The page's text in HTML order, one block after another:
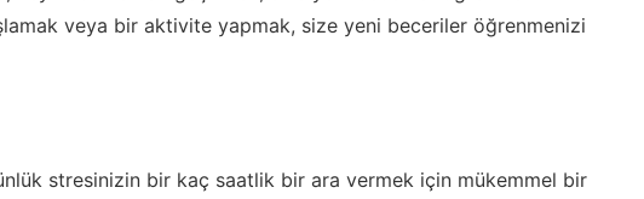
veya bir aktivite yapmak, size yeni beceriler öğrenmenizi
stresinizin bir kaç saatlik bir ara vermek için mükemmel bir